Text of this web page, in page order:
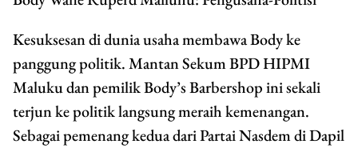
Kesuksesan di dunia usaha membawa Body ke
panggung politik. Mantan Sekum BPD HIPMI
Maluku dan pemilik Body’s Barbershop ini sekali
terjun ke politik langsung meraih kemenangan.
Sebagai pemenang kedua dari Partai Nasdem di Dapil